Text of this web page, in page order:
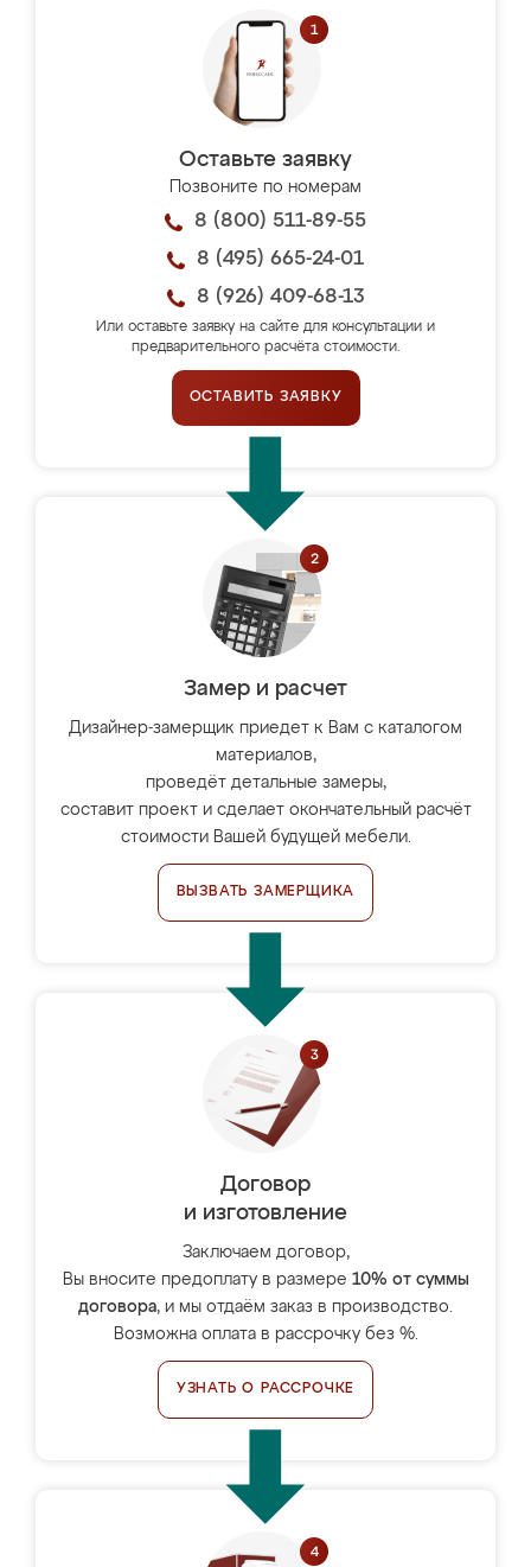
Оставьте заявку
Позвоните по номерам
8 (800) 511-89-55
8 (495) 665-24-01
8 (926) 409-68-13
Или оставьте заявку на сайте для консультации и
предварительного расчёта стоимости.
ОСТАВИТЬ ЗАЯВКУ
Замер и расчет
Дизайнер-замерщик приедет к Вам с каталогом
материалов,
проведёт детальные замеры,
составит проект и сделает окончательный расчёт
стоимости Вашей будущей мебели.
ВЫЗВАТЬ ЗАМЕРЩИКА
Договор
и изготовление
Заключаем договор,
Вы вносите предоплату в размере 10% от суммы
договора, и мы отдаём заказ в производство.
Возможна оплата в рассрочку без %.
УЗНАТЬ О РАССРОЧКЕ